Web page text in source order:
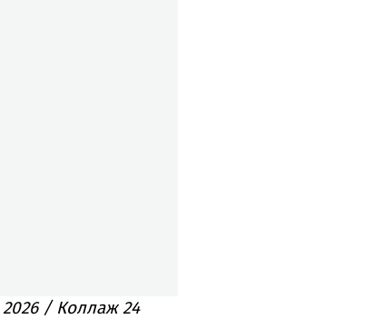
/ Коллаж 24